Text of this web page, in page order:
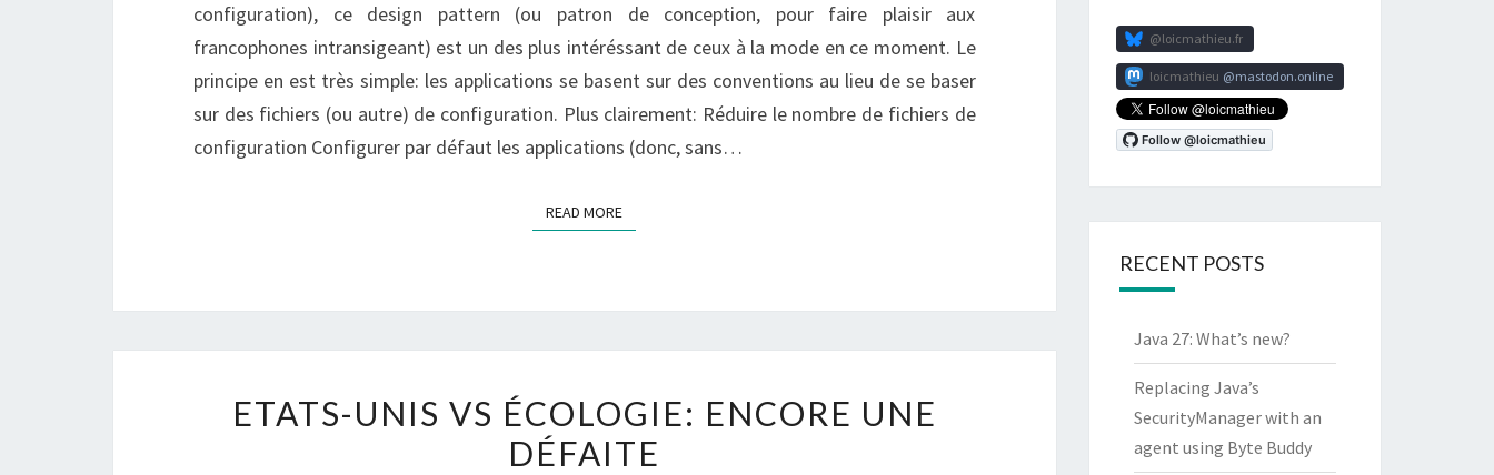
configuration), ce design pattern (ou patron de conception, pour faire plaisir aux
francophones intransigeant) est un des plus intéréssant de ceux à la mode en ce moment. Le
principe en est très simple: les applications se basent sur des conventions au lieu de se baser
sur des fichiers (ou autre) de configuration. Plus clairement: Réduire le nombre de fichiers de
configuration Configurer par défaut les applications (donc, sans…
READ MOREREAD MORE
UNIS
VS
ETATS-UNIS VS ÉCOLOGIE: ENCORE UNE
DÉFAITE
@loicmathieu.fr
loicmathieu mastodon.online
RECENT POSTS
Java 27: What’s new?
Replacing Java’s
SecurityManager with an
agent using Byte Buddy